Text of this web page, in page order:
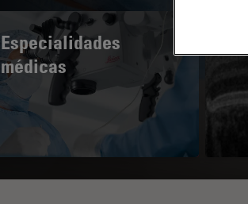
Especialidades
médicas